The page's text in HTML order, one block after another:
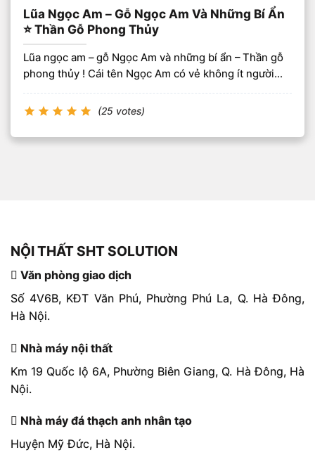
Lũa Ngọc Am – Gỗ Ngọc Am Và Những Bí Ẩn
⭐️ Thần Gỗ Phong Thủy
Lũa ngọc am – gỗ Ngọc Am và những bí ẩn – Thần gỗ
phong thủy ! Cái tên Ngọc Am có vẻ không ít người...
(25 votes)
NỘI THẤT SHT SOLUTION
Văn phòng giao dịch
Số 4V6B, KĐT Văn Phú, Phường Phú La, Q. Hà Đông,
Hà Nội.
Nhà máy nội thất
Km 19 Quốc lộ 6A, Phường Biên Giang, Q. Hà Đông, Hà
Nội.
Nhà máy đá thạch anh nhân tạo
Huyện Mỹ Đức, Hà Nội.